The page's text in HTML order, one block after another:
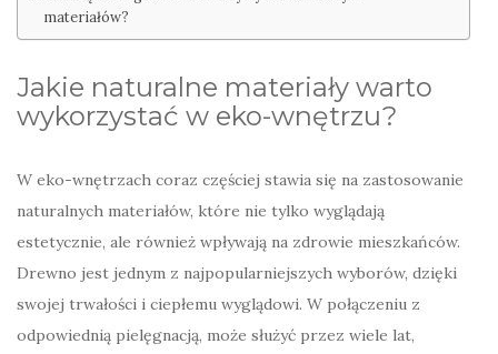
materiałów?
Jakie naturalne materiały warto
wykorzystać w eko-wnętrzu?
W eko-wnętrzach coraz częściej stawia się na zastosowanie
naturalnych materiałów, które nie tylko wyglądają
estetycznie, ale również wpływają na zdrowie mieszkańców.
Drewno jest jednym z najpopularniejszych wyborów, dzięki
swojej trwałości i ciepłemu wyglądowi. W połączeniu z
odpowiednią pielęgnacją, może służyć przez wiele lat,